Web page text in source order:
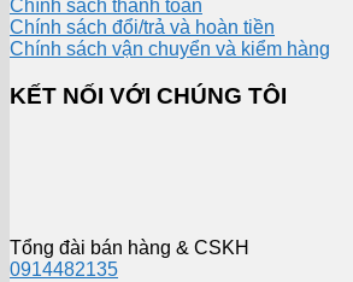
Chính sách thanh toán
Chính sách đổi/trả và hoàn tiền
Chính sách vận chuyển và kiểm hàng
KẾT NỐI VỚI CHÚNG TÔI
Tổng đài bán hàng & CSKH
0914482135